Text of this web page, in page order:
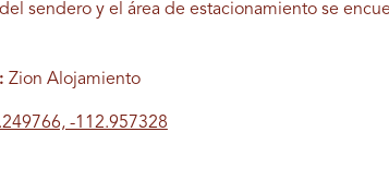
sendero y el área de estacionamiento se
Zion Alojamiento
-112.957328